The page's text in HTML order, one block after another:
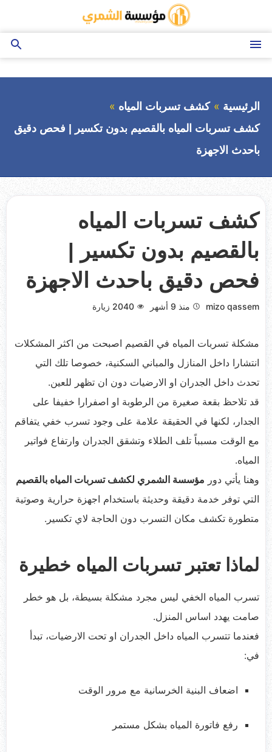
إلى
المحتوى
القائمة
بحث
الرئيسية
كشف تسربات المياه
كشف تسربات المياه بالقصيم بدون تكسير | فحص دقيق
باحدث الاجهزة
كشف تسربات المياه
بالقصيم بدون تكسير |
فحص دقيق باحدث الاجهزة
mizo qassem منذ 9 أشهر 2040 زيارة
مشكلة تسربات المياه في القصيم اصبحت من اكثر المشكلات
انتشارا داخل المنازل والمباني السكنية، خصوصا تلك التي
تحدث داخل الجدران او الارضيات دون ان تظهر للعين.
قد تلاحظ بقعة صغيرة من الرطوبة او اصفرارا خفيفا على
الجدار، لكنها في الحقيقة علامة على وجود تسرب خفي يتفاقم
مع الوقت مسبباً تلف الطلاء وتشقق الجدران وارتفاع فواتير
المياه.
وهنا يأتي دور مؤسسة الشمري لكشف تسربات المياه بالقصيم
التي توفر خدمة دقيقة وحديثة باستخدام اجهزة حرارية وصوتية
متطورة تكشف مكان التسرب دون الحاجة لاي تكسير.
لماذا تعتبر تسربات المياه خطيرة
تسرب المياه الخفي ليس مجرد مشكلة بسيطة، بل هو خطر
صامت يهدد اساس المنزل.
فعندما تتسرب المياه داخل الجدران او تحت الارضيات، تبدأ
في:
اضعاف البنية الخرسانية مع مرور الوقت
رفع فاتورة المياه بشكل مستمر